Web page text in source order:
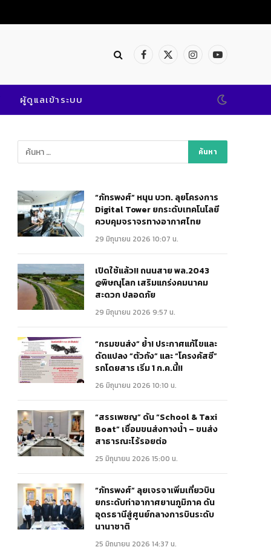
Facebook
X
InstagramYouTube
ผู้ดูแลเข้าระบบ
“ภัทรพงศ์” หนุน บวท. ลุยโครงการ
Digital Tower ยกระดับเทคโนโลยี
ควบคุมจราจรทางอากาศไทย
29 มิถุนายน 2026 10:07 น.
เปิดใช้แล้ว!! ถนนสาย พล.2043
@พิษณุโลก เสริมแกร่งคมนาคม
สะดวก ปลอดภัย
29 มิถุนายน 2026 9:57 น.
“กรมขนส่ง” ย้ำ! ประกาศแก้ไขและ
ดัดแปลง “ตัวถัง” และ “โครงคัสซี”
รถโดยสาร เริ่ม 1 ก.ค.นี้!!
26 มิถุนายน 2026 10:10 น.
“สรรเพชญ” ดัน “School & Taxi
Boat” เชื่อมขนส่งทางน้ำ – ขนส่ง
สาธารณะไร้รอยต่อ
25 มิถุนายน 2026 15:00 น.
“ภัทรพงศ์” ลุยเจรจาเพิ่มเที่ยวบิน
ยกระดับท่าอากาศยานภูมิภาค ดัน
อุดรธานีสู่ศูนย์กลางการบินระดับ
นานาชาติ
25 มิถุนายน 2026 14:37 น.